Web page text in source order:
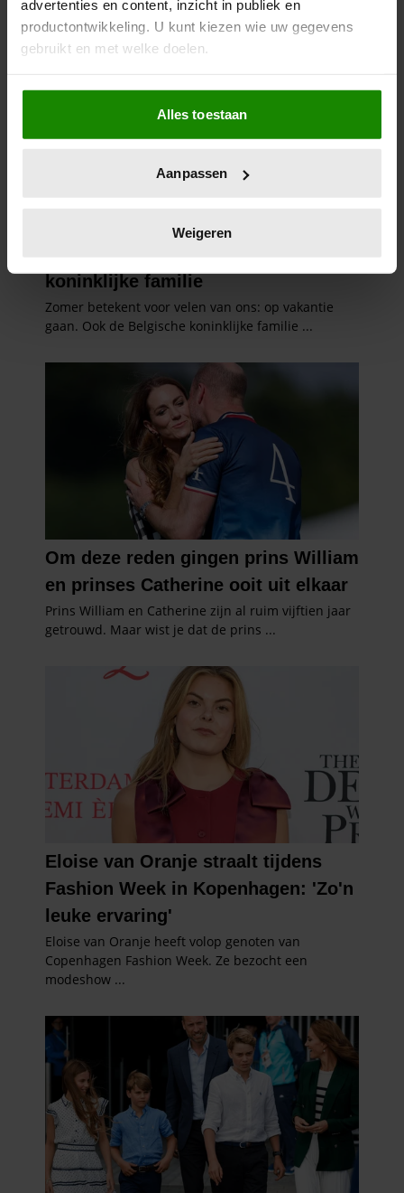
advertenties en content, inzicht in publiek en
productontwikkeling. U kunt kiezen wie uw gegevens
gebruikt en met welke doelen.
Als u het toestaat, willen we ook graag:
Informatie verzamelen over uw geografische
locatie, die tot een paar meter nauwkeurig kan zijn
scannen op specifieke eigenschappen (fingerprinting)
verwerkt en stel uw voorkeuren in het
intrekken in de Cookieverklaring.
We gebruiken cookies om content en advertenties te
personaliseren, om functies voor social media te bieden
informatie over uw gebruik van onze site met onze
partners voor social media, adverteren en analyse. Deze
partners kunnen deze gegevens combineren met andere
informatie die u aan ze heeft verstrekt of die ze hebben
verzameld op basis van uw gebruik van hun services. U
gaat akkoord met onze cookies als u onze website blijft
Alles toestaan
Aanpassen
Weigeren